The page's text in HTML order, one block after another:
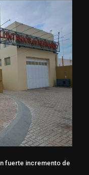
fuerte incremento de